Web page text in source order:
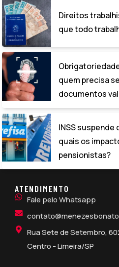
Direitos
que todo
quem precisa
documentos
INSS
quais os
pensionistas?
ATENDIMENTO
Fale pelo Whatsapp
Rua Sete de Setembro,
Centro - Limeira/SP